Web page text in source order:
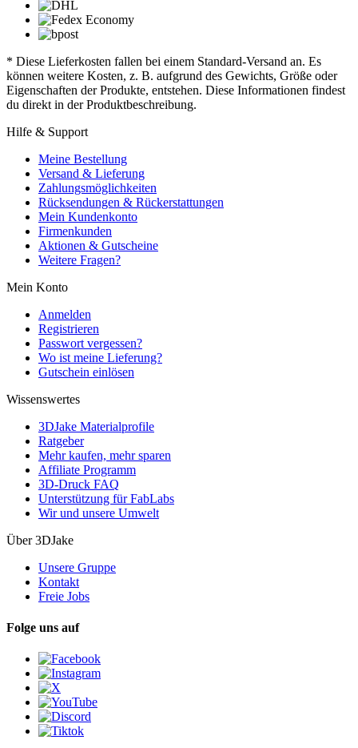
* Diese Lieferkosten fallen bei einem Standard-Versand an. Es
können weitere Kosten, z. B. aufgrund des Gewichts, Größe oder
Eigenschaften der Produkte, entstehen. Diese Informationen findest
du direkt in der Produktbeschreibung.
Hilfe & Support
Meine Bestellung
Versand & Lieferung
Zahlungsmöglichkeiten
Rücksendungen & Rückerstattungen
Mein Kundenkonto
Firmenkunden
Aktionen & Gutscheine
Weitere Fragen?
Mein Konto
Anmelden
Registrieren
Passwort vergessen?
Wo ist meine Lieferung?
Gutschein einlösen
Wissenswertes
3DJake Materialprofile
Ratgeber
Mehr kaufen, mehr sparen
Affiliate Programm
3D-Druck FAQ
Unterstützung für FabLabs
Wir und unsere Umwelt
Über 3DJake
Unsere Gruppe
Kontakt
Freie Jobs
Folge uns auf